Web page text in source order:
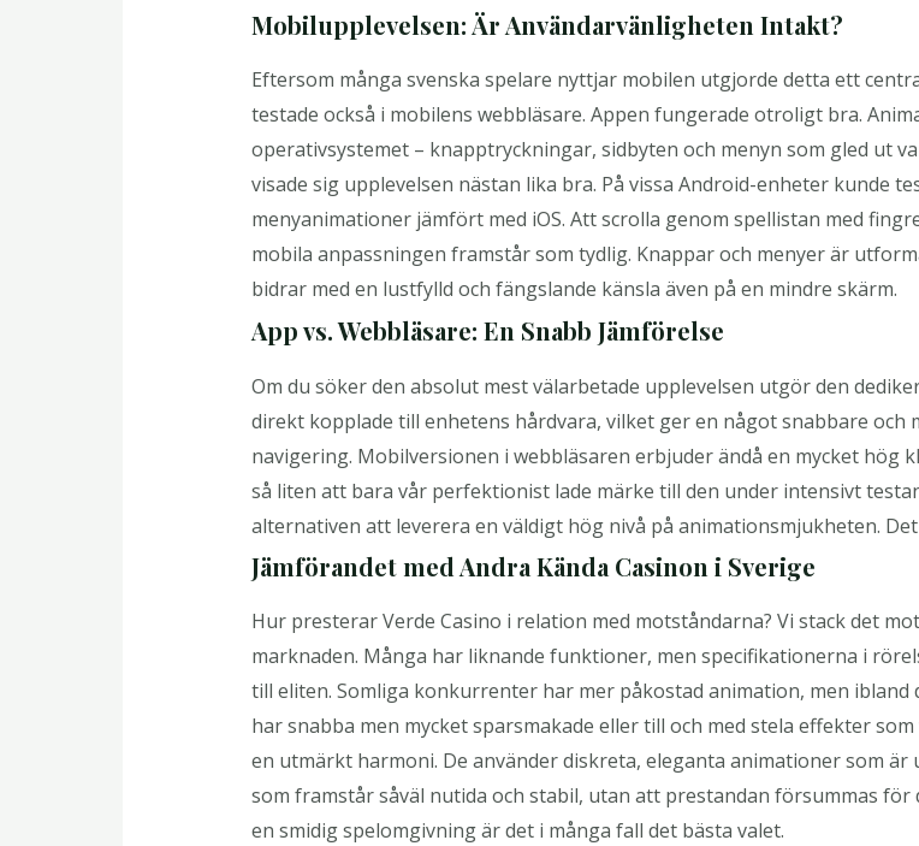
Mobilupplevelsen: Är Användarvänligheten Intakt?
Eftersom många svenska spelare nyttjar mobilen utgjorde detta ett
testade också i mobilens webbläsare. Appen fungerade otroligt bra.
operativsystemet – knapptryckningar, sidbyten och menyn som gled ut
visade sig upplevelsen nästan lika bra. På vissa Android-enheter kunde
menyanimationer jämfört med iOS. Att scrolla genom spellistan med
mobila anpassningen framstår som tydlig. Knappar och menyer är
bidrar med en lustfylld och fängslande känsla även på en mindre skärm.
App vs. Webbläsare: En Snabb Jämförelse
Om du söker den absolut mest välarbetade upplevelsen utgör den
direkt kopplade till enhetens hårdvara, vilket ger en något snabbare och
navigering. Mobilversionen i webbläsaren erbjuder ändå en mycket hög
så liten att bara vår perfektionist lade märke till den under intensivt
alternativen att leverera en väldigt hög nivå på animationsmjukheten.
Jämförandet med Andra Kända Casinon i Sverige
Hur presterar Verde Casino i relation med motståndarna? Vi stack det
marknaden. Många har liknande funktioner, men specifikationerna i
till eliten. Somliga konkurrenter har mer påkostad animation, men
har snabba men mycket sparsmakade eller till och med stela effekter
en utmärkt harmoni. De använder diskreta, eleganta animationer som
som framstår såväl nutida och stabil, utan att prestandan försummas för
en smidig spelomgivning är det i många fall det bästa valet.